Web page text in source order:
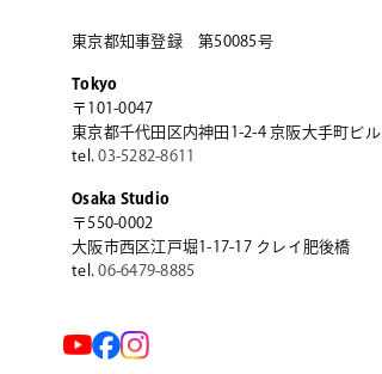
東京都知事登録 第50085号
Tokyo
〒101-0047
東京都千代田区内神田1-2-4京阪大手町ビル
tel.03-5282-8611
Osaka Studio
〒550-0002
大阪市西区江戸堀1-17-17クレイ肥後橋
tel.06-6479-8885